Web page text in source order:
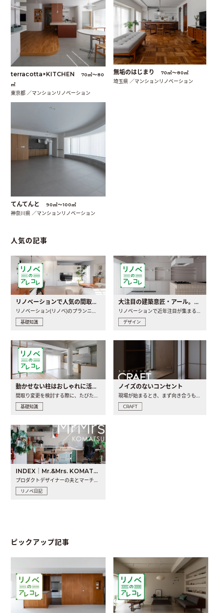
terracotta×KITCHEN
70㎡〜80
㎡
東京都 ／マンションリノベーション
無垢のはじまり 70㎡〜80㎡
埼玉県 ／マンションリノベーション
てんてんと 90㎡〜100㎡
神奈川県 ／マンションリノベーション
人気の記事
リノベーションで人気の間取りとは？トレンドの間取りと実例を徹底解説
リノベーション(リノベ)のプランニングで一番最初に決めるのは..
基礎知識
大注目の建築意匠・アール。人気の理由と空間に取り入れるポイント
リノベーションで近年注目が集まる建築意匠の一つであるアール..
デザイン
動かせない柱はおしゃれに活用！柱を魅せるリノベーション(リノベ)4選
間取り変更を検討する際に、たびたび皆さんの頭を悩ませる動か..
基礎知識
ノイズのないコンセント
現場が始まるとき、まず向き合うものの一つがコンセントです..
CRAFT
INDEX｜Mr.&Mrs. KOMATSU renovation diary
プロダクトデザイナーの夫とマーチャンダイザーの妻が、夫婦で..
リノベ日記
ピックアップ記事